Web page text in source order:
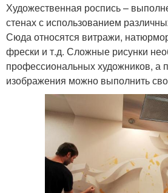
Художественная роспись –
стенах с использованием
Сюда относятся витражи,
фрески и т.д. Сложные рисунки
профессиональных художников, а
изображения можно выполнить